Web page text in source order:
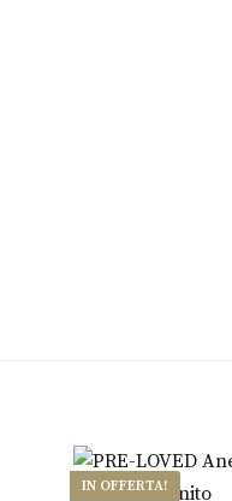
IN OFFERTA!